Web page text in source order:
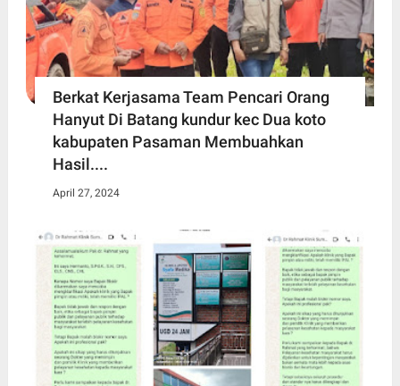
Berkat Kerjasama Team Pencari Orang
Hanyut Di Batang kundur kec Dua koto
kabupaten Pasaman Membuahkan
Hasil....
April 27, 2024